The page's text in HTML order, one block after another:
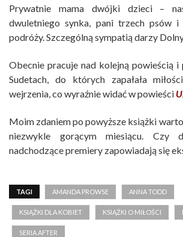
Prywatnie mama dwójki dzieci –
dwuletniego synka, pani trzech psów
podróży. Szczególną sympatią darzy
Obecnie pracuje nad kolejną powieścią
Sudetach, do których zapałała
wejrzenia, co wyraźnie widać w powieści
Moim zdaniem po powyższe książki
niezwykle gorącym miesiącu. Czy
nadchodzące premiery zapowiadają się
TAGI AMANDA PROWSE ANNA TODD
KSIĄŻKI DLA KOBIET KSIĄŻKI O MIŁOŚCI
SERIA AFTER